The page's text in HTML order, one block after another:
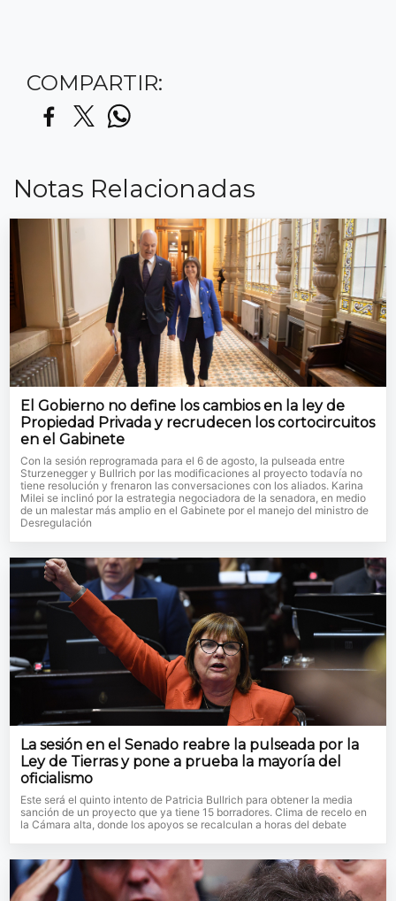
COMPARTIR:
Notas Relacionadas
El Gobierno no define los cambios en la ley de
Propiedad Privada y recrudecen los cortocircuitos
en el Gabinete
Con la sesión reprogramada para el 6 de agosto, la pulseada entre
Sturzenegger y Bullrich por las modificaciones al proyecto todavía no
tiene resolución y frenaron las conversaciones con los aliados. Karina
Milei se inclinó por la estrategia negociadora de la senadora, en medio
de un malestar más amplio en el Gabinete por el manejo del ministro de
Desregulación
La sesión en el Senado reabre la pulseada por la
Ley de Tierras y pone a prueba la mayoría del
oficialismo
Este será el quinto intento de Patricia Bullrich para obtener la media
sanción de un proyecto que ya tiene 15 borradores. Clima de recelo en
la Cámara alta, donde los apoyos se recalculan a horas del debate